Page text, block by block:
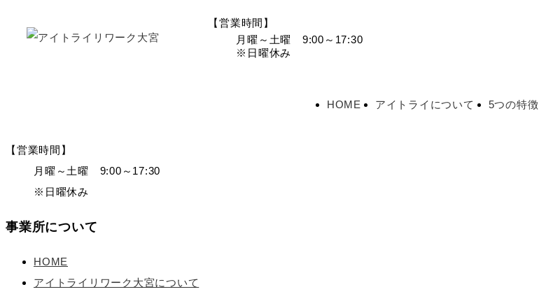
【営業時間】
月曜～土曜 9:00～17:30
※日曜休み
HOME アイトライについて 5つの特徴
【営業時間】
月曜～土曜 9:00～17:30
※日曜休み
事業所について
HOME
アイトライリワーク大宮について